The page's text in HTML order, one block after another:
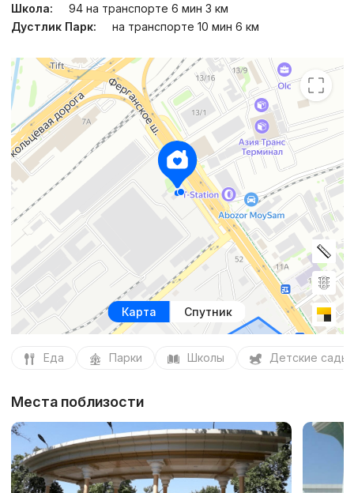
Школа:
94 на транспорте 6 мин 3 км
Дустлик Парк:
на транспорте 10 мин 6 км
Карта Спутник
Еда Парки Школы Детские сады
Места поблизости